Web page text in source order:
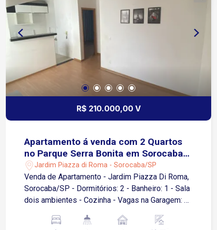
redário. Sustentabilidade e tecnologia: Iluminação
LED, medidores individuais para energia, água e
gás, e infraestrutura para carregamento de
veículos elétricos. No Vale Verde, você encontra
muito mais do que um apartamento: encontra o
cenário ideal para viver o seu melhor capítulo!
R$ 210.000,00 V
Apartamento á venda com 2 Quartos
no Parque Serra Bonita em Sorocaba-
SPJardim Piazza di Roma - Sorocaba/SP
Venda de Apartamento - Jardim Piazza Di Roma,
Sorocaba/SP - Dormitórios: 2 - Banheiro: 1 - Sala
dois ambientes - Cozinha - Vagas na Garagem: 1
para quem busca conforto e praticidade em uma